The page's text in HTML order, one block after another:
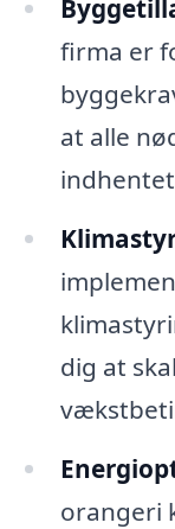
firma er
at alle
dig at
orangeri